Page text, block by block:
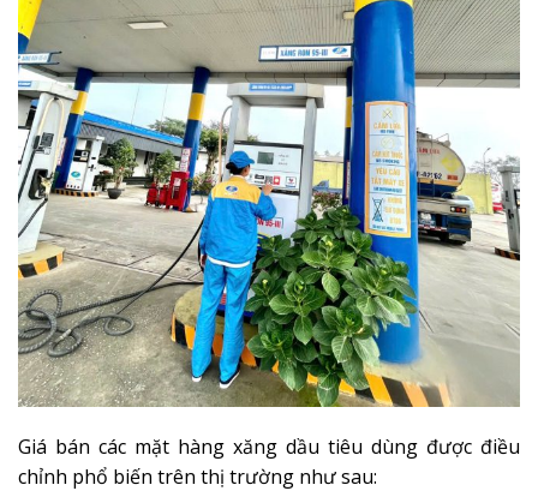
Giá bán các mặt hàng xăng dầu tiêu dùng được điều
chỉnh phổ biến trên thị trường như sau: